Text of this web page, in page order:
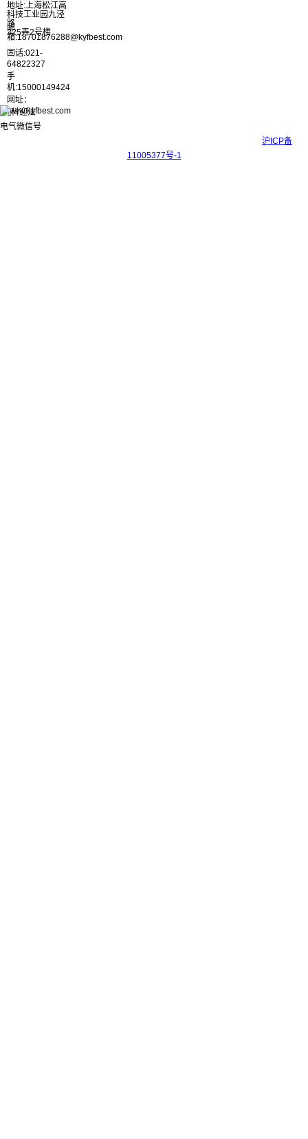
地址:上海松江高
科技工业园九泾
路
325弄2号楼
邮
箱:18701876288@kyfbest.com
固话:021-
64822327
手
机:15000149424
网址：
www.kyfbest.com
沪ICP备
11005377号-1